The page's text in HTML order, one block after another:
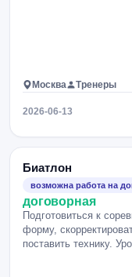
Москва Тренеры
2026-06-13
Биатлон
возможна работа на
договорная
Подготовиться к
форму,
поставить технику.